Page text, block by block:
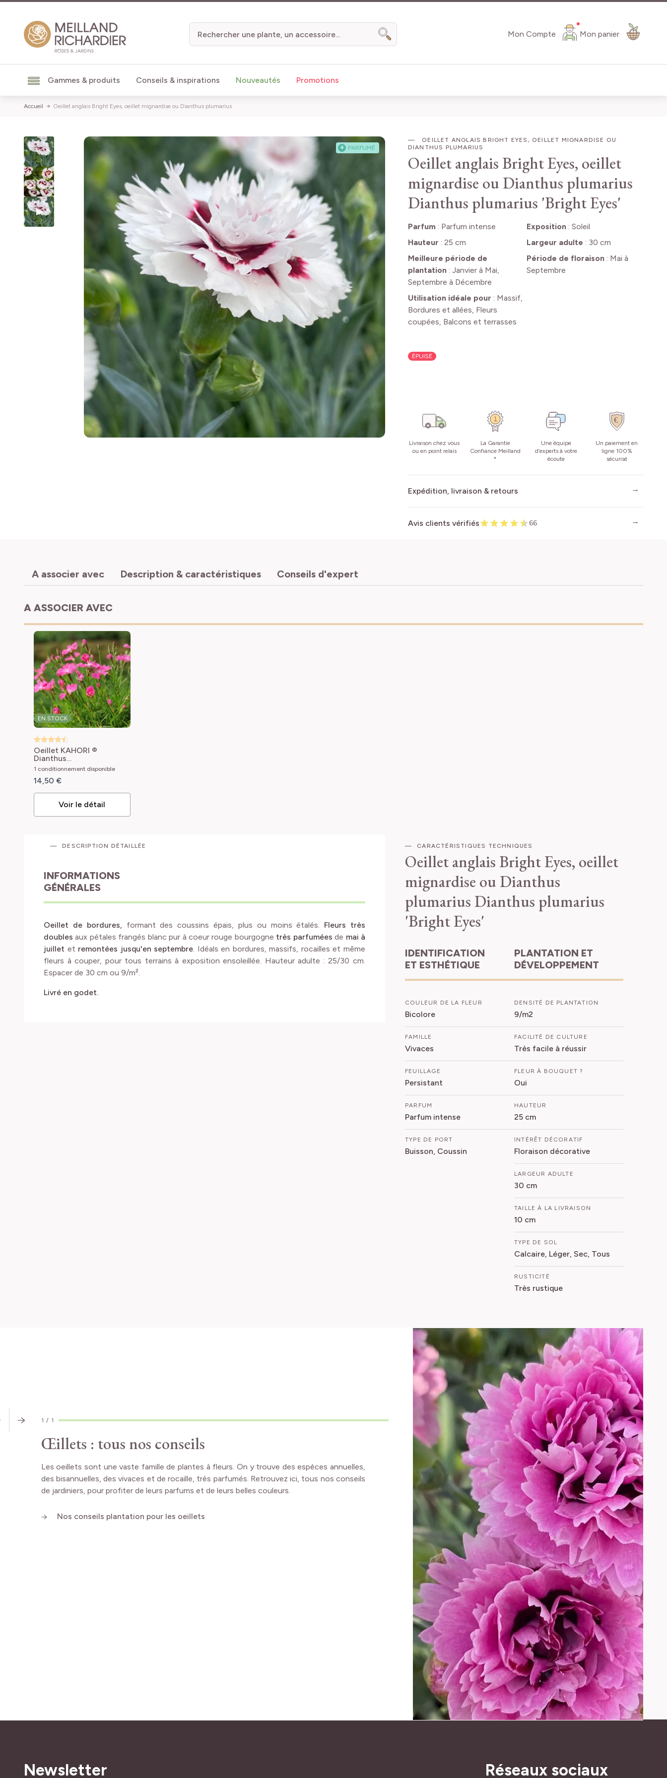
Mon Compte Mon panier
Gammes & produits Conseils & inspirations Nouveautés Promotions
Chercher
Accueil Oeillet anglais Bright Eyes, oeillet mignardise ou Dianthus plumarius
⚘ PARFUMÉ
OEILLET ANGLAIS BRIGHT EYES, OEILLET MIGNARDISE OU
DIANTHUS PLUMARIUS
Oeillet anglais Bright Eyes, oeillet
mignardise ou Dianthus plumarius
Dianthus plumarius 'Bright Eyes'
Parfum: Parfum intense Exposition: Soleil
Hauteur : 25 cm Largeur adulte : 30 cm
Meilleure période de
plantation: Janvier à Mai,
Septembre à Décembre
Période de floraison: Mai à
Septembre
Utilisation idéale pour : Massif,
Bordures et allées, Fleurs
coupées, Balcons et terrasses
ÉPUISÉ
Livraison chez vous
ou en point relais
La Garantie
Confiance Meilland
*
Une équipe
d’experts à votre
écoute
Un paiement en
ligne 100%
sécurisé
Expédition, livraison & retours
Avis clients vérifiés 66
A associer avec Description & caractéristiques Conseils d'expert
A ASSOCIER AVEC
EN STOCK
Oeillet KAHORI ®
Dianthus
gratianopolitanus Kahori
® 'Holkahori'
1 conditionnement disponible
14,50 €
Voir le détail
DESCRIPTION DÉTAILLÉE
INFORMATIONS
GÉNÉRALES
Oeillet de bordures, formant des coussins épais, plus ou moins étalés. Fleurs très
doublesaux pétales frangés blanc pur à coeur rouge bourgogne très parfumées de mai à
juillet et remontées jusqu'en septembre . Idéals en bordures, massifs, rocailles et même
fleurs à couper, pour tous terrains à exposition ensoleillée. Hauteur adulte : 25/30 cm.
Espacer de 30 cm ou 9/m².
Livré en godet.
CARACTÉRISTIQUES TECHNIQUES
Oeillet anglais Bright Eyes, oeillet
mignardise ou Dianthus
plumarius Dianthus plumarius
'Bright Eyes'
IDENTIFICATION
ET ESTHÉTIQUE
COULEUR DE LA FLEUR
Bicolore
FAMILLE
Vivaces
FEUILLAGE
Persistant
PARFUM
Parfum intense
TYPE DE PORT
Buisson, Coussin
PLANTATION ET
DÉVELOPPEMENT
DENSITÉ DE PLANTATION
9/m2
FACILITÉ DE CULTURE
Très facile à réussir
FLEUR À BOUQUET ?
Oui
HAUTEUR
25 cm
INTÉRÊT DÉCORATIF
Floraison décorative
LARGEUR ADULTE
30 cm
TAILLE À LA LIVRAISON
10 cm
TYPE DE SOL
Calcaire, Léger, Sec, Tous
RUSTICITÉ
Très rustique
1 / 1
Œillets : tous nos conseils
Les oeillets sont une vaste famille de plantes à fleurs. On y trouve des espèces annuelles,
des bisannuelles, des vivaces et de rocaille, très parfumés. Retrouvez ici, tous nos conseils
de jardiniers, pour profiter de leurs parfums et de leurs belles couleurs.
Nos conseils plantation pour les oeillets
Newsletter Réseaux sociaux